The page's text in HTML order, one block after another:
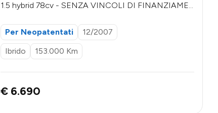
1.5 hybrid 78cv - SENZA VINCOLI DI FINANZIAME
Per Neopatentati
12/2007
Ibrido
153.000 Km
€ 6.690